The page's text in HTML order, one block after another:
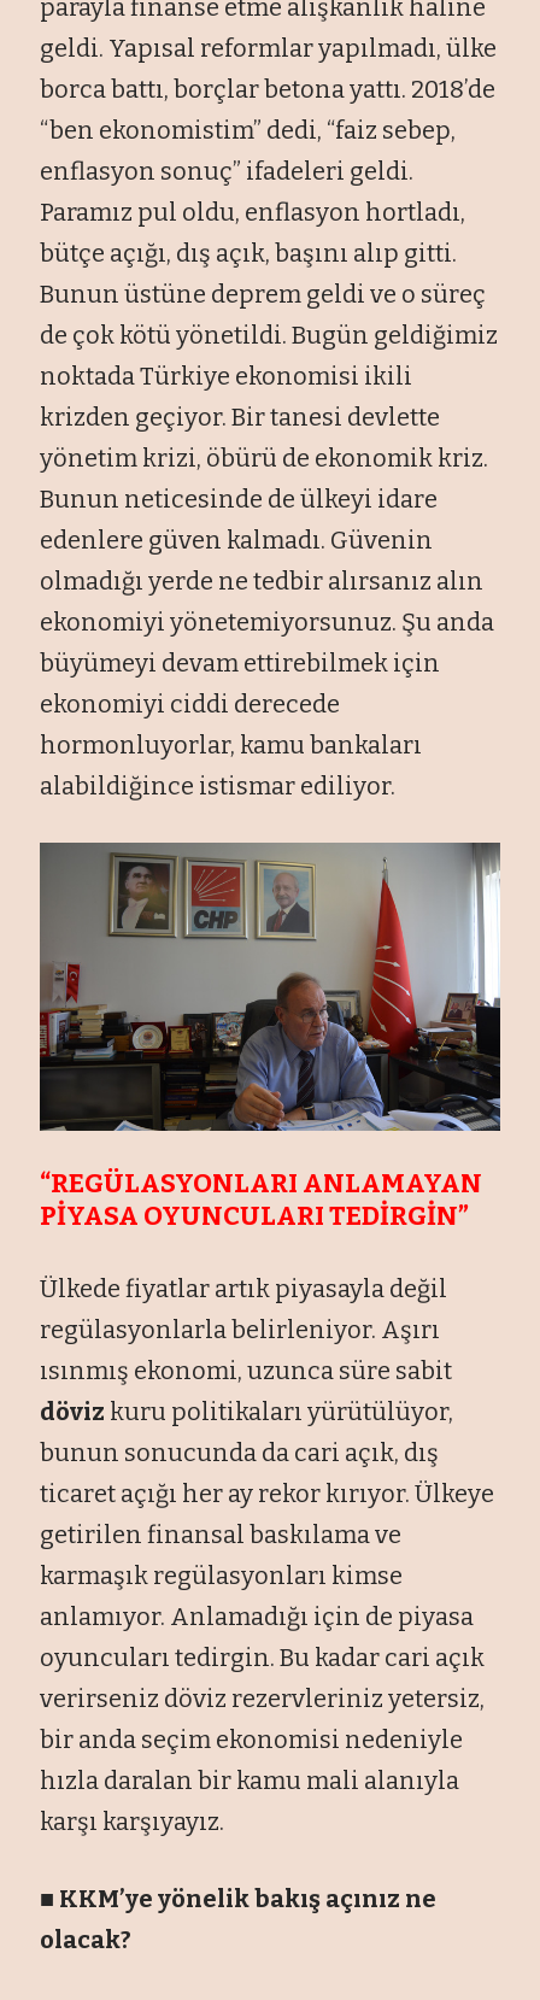
parayla finanse etme alışkanlık haline
geldi. Yapısal reformlar yapılmadı, ülke
borca battı, borçlar betona yattı. 2018’de
“ben ekonomistim” dedi, “faiz sebep,
enflasyon sonuç” ifadeleri geldi.
Paramız pul oldu, enflasyon hortladı,
bütçe açığı, dış açık, başını alıp gitti.
Bunun üstüne deprem geldi ve o süreç
de çok kötü yönetildi. Bugün geldiğimiz
noktada Türkiye ekonomisi ikili
krizden geçiyor. Bir tanesi devlette
yönetim krizi, öbürü de ekonomik kriz.
Bunun neticesinde de ülkeyi idare
edenlere güven kalmadı. Güvenin
olmadığı yerde ne tedbir alırsanız alın
ekonomiyi yönetemiyorsunuz. Şu anda
büyümeyi devam ettirebilmek için
ekonomiyi ciddi derecede
hormonluyorlar, kamu bankaları
alabildiğince istismar ediliyor.
“REGÜLASYONLARI ANLAMAYAN
PİYASA OYUNCULARI TEDİRGİN”
Ülkede fiyatlar artık piyasayla değil
regülasyonlarla belirleniyor. Aşırı
ısınmış ekonomi, uzunca süre sabit
döviz kuru politikaları yürütülüyor,
bunun sonucunda da cari açık, dış
ticaret açığı her ay rekor kırıyor. Ülkeye
getirilen finansal baskılama ve
karmaşık regülasyonları kimse
anlamıyor. Anlamadığı için de piyasa
oyuncuları tedirgin. Bu kadar cari açık
verirseniz döviz rezervleriniz yetersiz,
bir anda seçim ekonomisi nedeniyle
hızla daralan bir kamu mali alanıyla
karşı karşıyayız.
■ KKM’ye yönelik bakış açınız ne
olacak?